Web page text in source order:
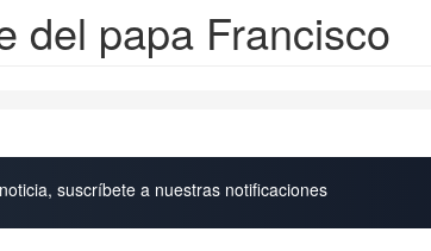
del papa Francisco
suscríbete a nuestras notificaciones